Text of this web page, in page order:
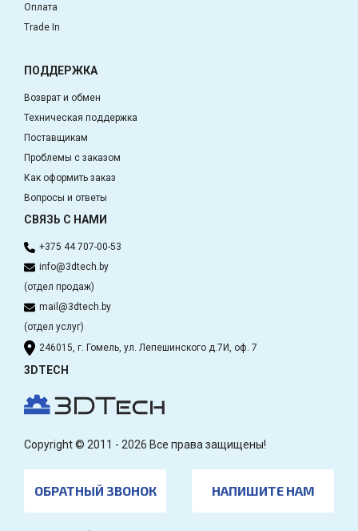
Оплата
Trade In
ПОДДЕРЖКА
Возврат и обмен
Техническая поддержка
Поставщикам
Проблемы с заказом
Как оформить заказ
Вопросы и ответы
СВЯЗЬ С НАМИ
+375 44 707-00-53
info@3dtech.by
(отдел продаж)
mail@3dtech.by
(отдел услуг)
246015, г. Гомель, ул. Лепешинского д.7И, оф. 7
3DTECH
Copyright © 2011 - 2026 Все права защищены!
ОБРАТНЫЙ ЗВОНОК НАПИШИТЕ НАМ